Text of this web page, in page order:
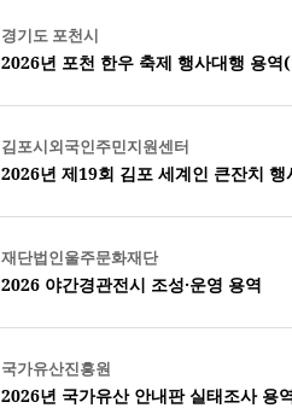
경기도 포천시
2026년 포천 한우 축제 행사대행 용역
김포시외국인주민지원센터
2026년 제19회 김포 세계인 큰잔치 행
재단법인울주문화재단
2026 야간경관전시 조성·운영 용역
국가유산진흥원
2026년 국가유산 안내판 실태조사 용